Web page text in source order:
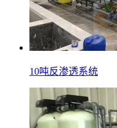
10吨反渗透系统